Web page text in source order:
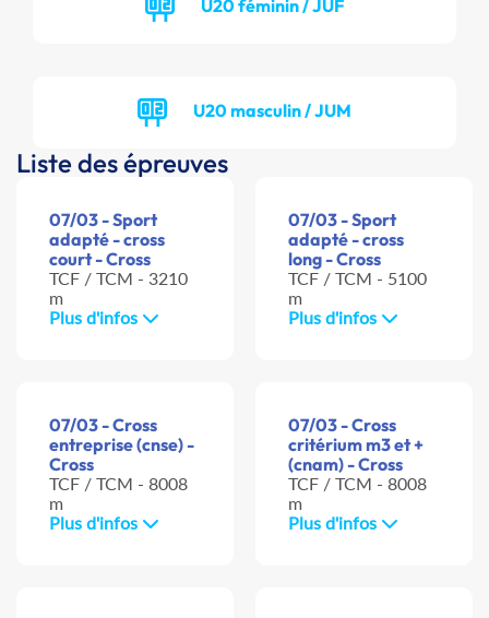
U20 féminin / JUF
U20 masculin / JUM
Liste des épreuves
07/03 - Sport
adapté - cross
court - Cross
TCF / TCM - 3210
m
Plus d'infos
07/03 - Sport
adapté - cross
long - Cross
TCF / TCM - 5100
m
Plus d'infos
07/03 - Cross
entreprise (cnse) -
Cross
TCF / TCM - 8008
m
Plus d'infos
07/03 - Cross
critérium m3 et +
(cnam) - Cross
TCF / TCM - 8008
m
Plus d'infos